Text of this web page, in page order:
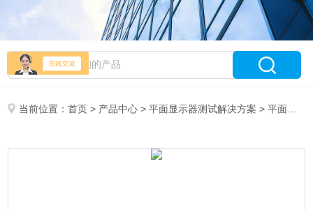
当前位置：首页 > 产品中心 >平面显示器测试解决方案 >平面显示器测试